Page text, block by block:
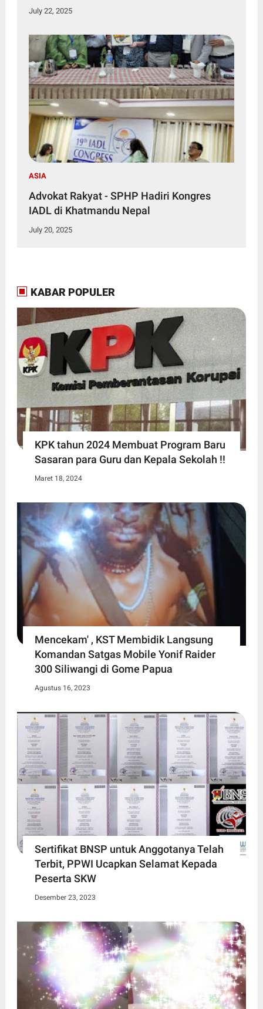
July 22, 2025
ASIA
Advokat Rakyat - SPHP Hadiri Kongres
IADL di Khatmandu Nepal
July 20, 2025
KABAR POPULER
KPK tahun 2024 Membuat Program Baru
Sasaran para Guru dan Kepala Sekolah !!
Maret 18, 2024
Mencekam' , KST Membidik Langsung
Komandan Satgas Mobile Yonif Raider
300 Siliwangi di Gome Papua
Agustus 16, 2023
Sertifikat BNSP untuk Anggotanya Telah
Terbit, PPWI Ucapkan Selamat Kepada
Peserta SKW
Desember 23, 2023